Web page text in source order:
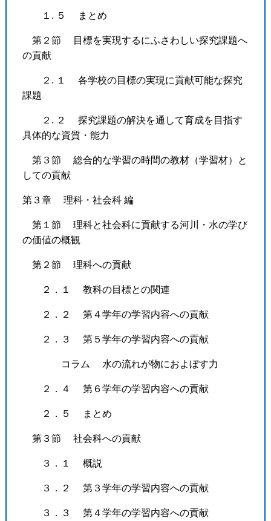
１. ５ まとめ
第２節 目標を実現するにふさわしい探究課題へ
の貢献
２. １ 各学校の目標の実現に貢献可能な探究
課題
２. ２ 探究課題の解決を通して育成を目指す
具体的な資質・能力
第３節 総合的な学習の時間の教材（学習材）と
しての貢献
第３章 理科・社会科 編
第１節 理科と社会科に貢献する河川・水の学び
の価値の概観
第２節 理科への貢献
２．１ 教科の目標との関連
２．２ 第４学年の学習内容への貢献
２．３ 第５学年の学習内容への貢献
コラム 水の流れが物におよぼす力
２．４ 第６学年の学習内容への貢献
２．５ まとめ
第３節 社会科への貢献
３．１ 概説
３．２ 第３学年の学習内容への貢献
３．３ 第４学年の学習内容への貢献